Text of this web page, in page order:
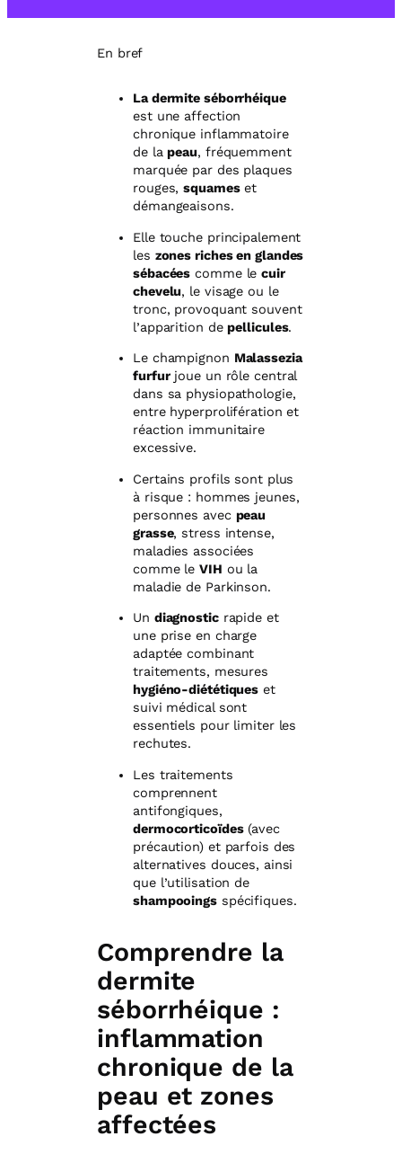
En bref
La dermite séborrhéique
est une affection
chronique inflammatoire
de lapeau, fréquemment
marquée par des plaques
rouges,squameset
démangeaisons.
Elle touche principalement
les zones riches en glandes
sébacées comme lecuir
chevelu, le visage ou le
tronc, provoquant souvent
l’apparition depellicules.
Le champignon Malassezia
furfurjoue un rôle central
dans sa physiopathologie,
entre hyperprolifération et
réaction immunitaire
excessive.
Certains profils sont plus
à risque : hommes jeunes,
personnes avec peau
grasse, stress intense,
maladies associées
comme leVIH ou la
maladie de Parkinson.
Un diagnosticrapide et
une prise en charge
adaptée combinant
traitements, mesures
hygiéno-diététiques et
suivi médical sont
essentiels pour limiter les
rechutes.
Les traitements
comprennent
antifongiques,
dermocorticoïdes(avec
précaution) et parfois des
alternatives douces, ainsi
que l’utilisation de
shampooingsspécifiques.
Comprendre la
dermite
séborrhéique :
inflammation
chronique de la
peau et zones
affectées